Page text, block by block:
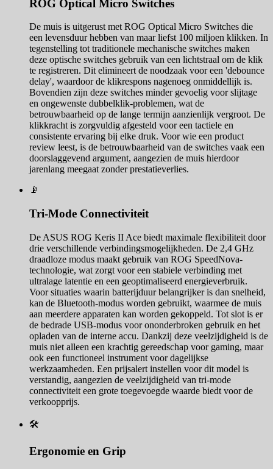
ROG Optical Micro Switches
De muis is uitgerust met ROG Optical Micro Switches die
een levensduur hebben van maar liefst 100 miljoen klikken. In
tegenstelling tot traditionele mechanische switches maken
deze optische switches gebruik van een lichtstraal om de klik
te registreren. Dit elimineert de noodzaak voor een 'debounce
delay', waardoor de klikrespons nagenoeg onmiddellijk is.
Bovendien zijn deze switches minder gevoelig voor slijtage
en ongewenste dubbelklik-problemen, wat de
betrouwbaarheid op de lange termijn aanzienlijk vergroot. De
klikkracht is zorgvuldig afgesteld voor een tactiele en
consistente ervaring bij elke druk. Voor wie een product
review leest, is de betrouwbaarheid van de switches vaak een
doorslaggevend argument, aangezien de muis hierdoor
jarenlang meegaat zonder prestatieverlies.
📡
Tri-Mode Connectiviteit
De ASUS ROG Keris II Ace biedt maximale flexibiliteit door
drie verschillende verbindingsmogelijkheden. De 2,4 GHz
draadloze modus maakt gebruik van ROG SpeedNova-
technologie, wat zorgt voor een stabiele verbinding met
ultralage latentie en een geoptimaliseerd energieverbruik.
Voor situaties waarin batterijduur belangrijker is dan snelheid,
kan de Bluetooth-modus worden gebruikt, waarmee de muis
aan meerdere apparaten kan worden gekoppeld. Tot slot is er
de bedrade USB-modus voor ononderbroken gebruik en het
opladen van de interne accu. Dankzij deze veelzijdigheid is de
muis niet alleen een krachtig gereedschap voor gaming, maar
ook een functioneel instrument voor dagelijkse
werkzaamheden. Een prijsalert instellen voor dit model is
verstandig, aangezien de veelzijdigheid van tri-mode
connectiviteit een grote toegevoegde waarde biedt voor de
verkoopprijs.
🛠️
Ergonomie en Grip